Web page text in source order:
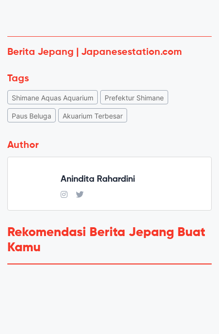
Berita Jepang | Japanesestation.com
Tags
Shimane Aquas Aquarium Prefektur Shimane
Paus Beluga Akuarium Terbesar
Author
Anindita Rahardini
Rekomendasi Berita Jepang Buat
Kamu